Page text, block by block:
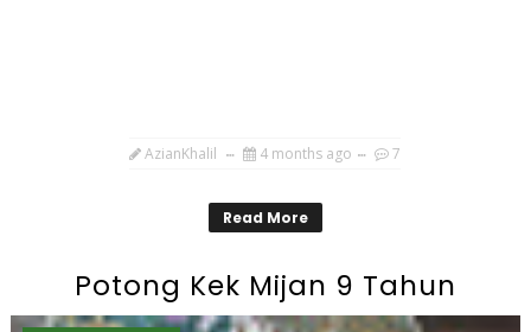
AzianKhalil 4 months ago 7
Read More
Potong Kek Mijan 9 Tahun